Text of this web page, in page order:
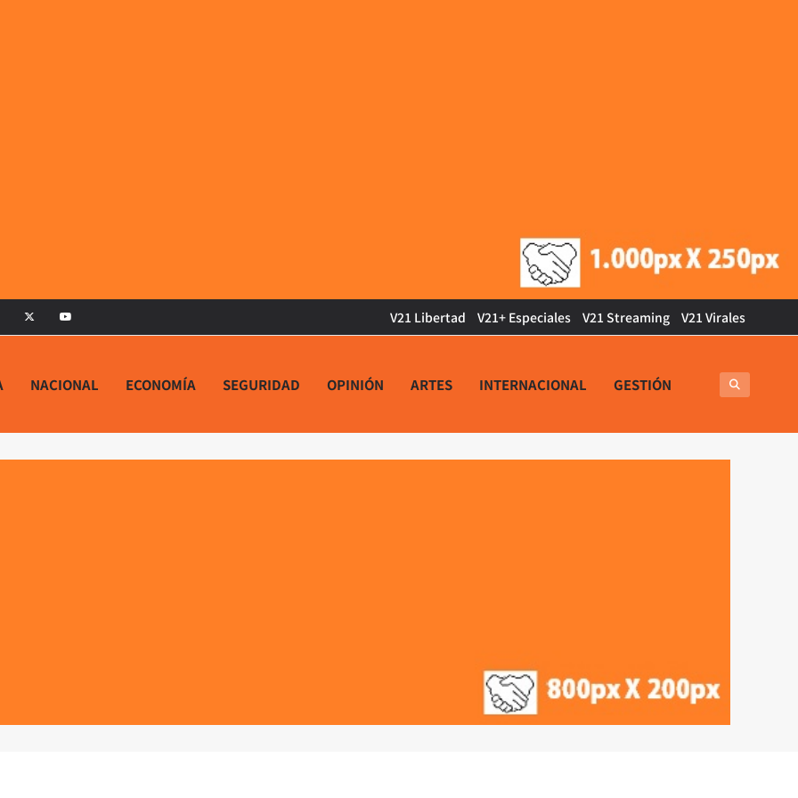
V21 Libertad V21+ Especiales V21 Streaming V21 Virales
NACIONAL ECONOMÍA SEGURIDAD OPINIÓN ARTES INTERNACIONAL GESTIÓN